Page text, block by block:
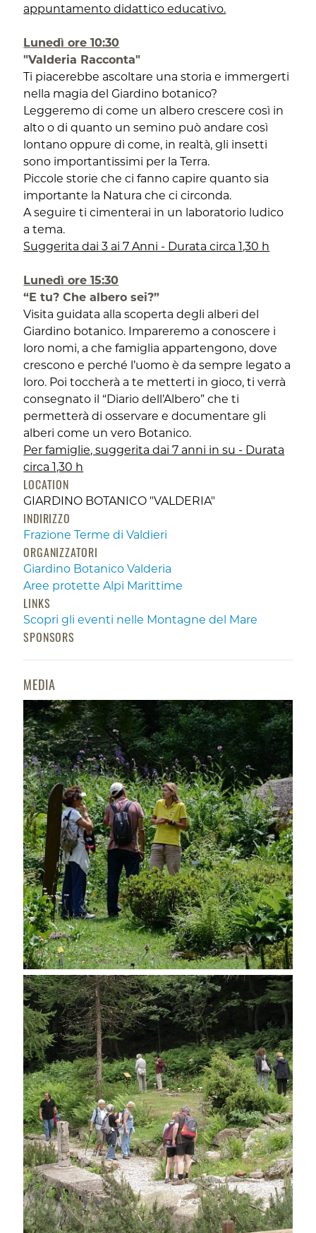
appuntamento didattico educativo.
Lunedì ore 10:30
"Valderia Racconta"
Ti piacerebbe ascoltare una storia e immergerti
nella magia del Giardino botanico?
Leggeremo di come un albero crescere così in
alto o di quanto un semino può andare così
lontano oppure di come, in realtà, gli insetti
sono importantissimi per la Terra.
Piccole storie che ci fanno capire quanto sia
importante la Natura che ci circonda.
A seguire ti cimenterai in un laboratorio ludico
a tema.
Suggerita dai 3 ai 7 Anni - Durata circa 1,30 h
Lunedì ore 15:30
“E tu? Che albero sei?”
Visita guidata alla scoperta degli alberi del
Giardino botanico. Impareremo a conoscere i
loro nomi, a che famiglia appartengono, dove
crescono e perché l’uomo è da sempre legato a
loro. Poi toccherà a te metterti in gioco, ti verrà
consegnato il “Diario dell’Albero” che ti
permetterà di osservare e documentare gli
alberi come un vero Botanico.
Per famiglie, suggerita dai 7 anni in su - Durata
circa 1,30 h
LOCATION
GIARDINO BOTANICO "VALDERIA"
INDIRIZZO
Frazione Terme di Valdieri
ORGANIZZATORI
Giardino Botanico Valderia
Aree protette Alpi Marittime
LINKS
Scopri gli eventi nelle Montagne del Mare
SPONSORS
MEDIA